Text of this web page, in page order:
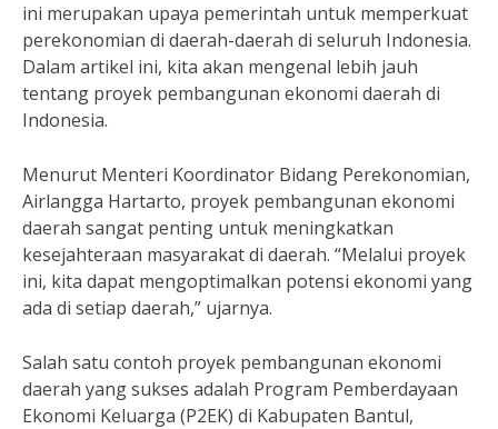
ini merupakan upaya pemerintah untuk memperkuat
perekonomian di daerah-daerah di seluruh Indonesia.
Dalam artikel ini, kita akan mengenal lebih jauh
tentang proyek pembangunan ekonomi daerah di
Indonesia.
Menurut Menteri Koordinator Bidang Perekonomian,
Airlangga Hartarto, proyek pembangunan ekonomi
daerah sangat penting untuk meningkatkan
kesejahteraan masyarakat di daerah. “Melalui proyek
ini, kita dapat mengoptimalkan potensi ekonomi yang
ada di setiap daerah,” ujarnya.
Salah satu contoh proyek pembangunan ekonomi
daerah yang sukses adalah Program Pemberdayaan
Ekonomi Keluarga (P2EK) di Kabupaten Bantul,